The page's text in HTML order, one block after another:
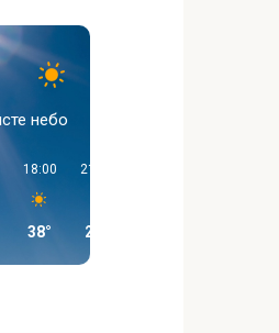
небо
18:00
38°
21:00
26°